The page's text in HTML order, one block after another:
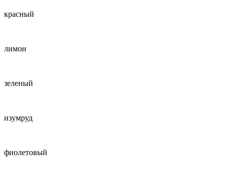
красный
лимон
зеленый
изумруд
фиолетовый